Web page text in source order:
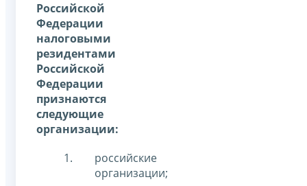
Российской
Федерации
налоговыми
резидентами
Российской
Федерации
признаются
следующие
организации:
российские
организации;